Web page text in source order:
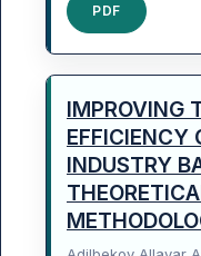
PDF
IMPROVING
EFFICIENCY
INDUSTRY